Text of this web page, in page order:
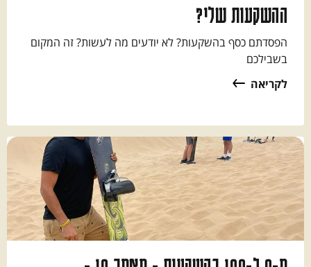
ההשקעות שלי?
הפסדתם כסף בהשקעות? לא יודעים מה לעשות? זה המקום
בשבילכם
לקריאה